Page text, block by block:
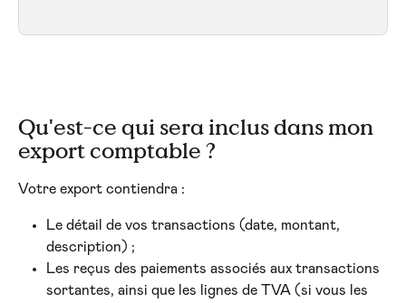
Qu'est-ce qui sera inclus dans mon
export comptable ?
Votre export contiendra :
Le détail de vos transactions (date, montant,
description) ;
Les reçus des paiements associés aux transactions
sortantes, ainsi que les lignes de TVA (si vous les